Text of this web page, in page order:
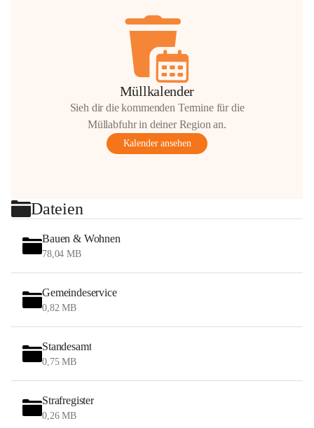
Müllkalender
Sieh dir die kommenden Termine für die
Müllabfuhr in deiner Region an.
Kalender ansehen
Dateien
Bauen & Wohnen
78,04 MB
Gemeindeservice
0,82 MB
Standesamt
0,75 MB
Strafregister
0,26 MB